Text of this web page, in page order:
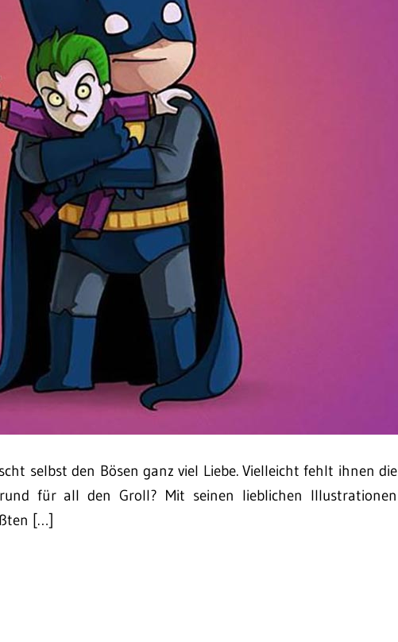
selbst den Bösen ganz viel Liebe. Vielleicht fehlt ihnen die
für all den Groll? Mit seinen lieblichen Illustrationen
[…]